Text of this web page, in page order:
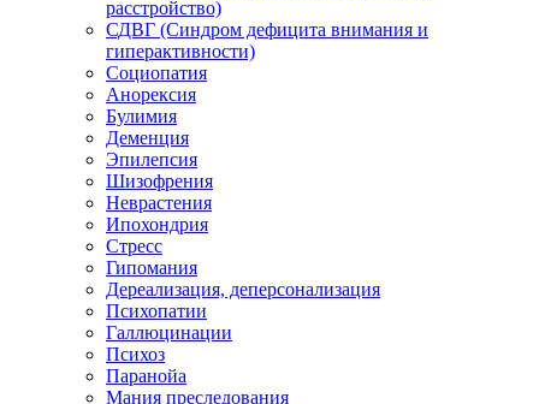
расстройство)
СДВГ (Синдром дефицита внимания и
гиперактивности)
Социопатия
Анорексия
Булимия
Деменция
Эпилепсия
Шизофрения
Неврастения
Ипохондрия
Стресс
Гипомания
Дереализация, деперсонализация
Психопатии
Галлюцинации
Психоз
Паранойа
Мания преследования